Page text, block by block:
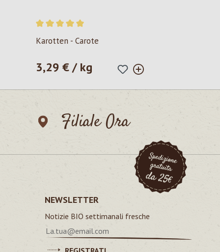
Valutazione media di 5 su 5 stelle
Karotten - Carote
Prezzo normale:
3,29 € / kg
Filiale Ora
NEWSLETTER
Notizie BIO settimanali fresche